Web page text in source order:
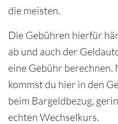
die meisten.
Die Gebühren hierfür
ab und auch der
eine Gebühr
kommst du hier in den
beim Bargeldbezug,
echten Wechselkurs.